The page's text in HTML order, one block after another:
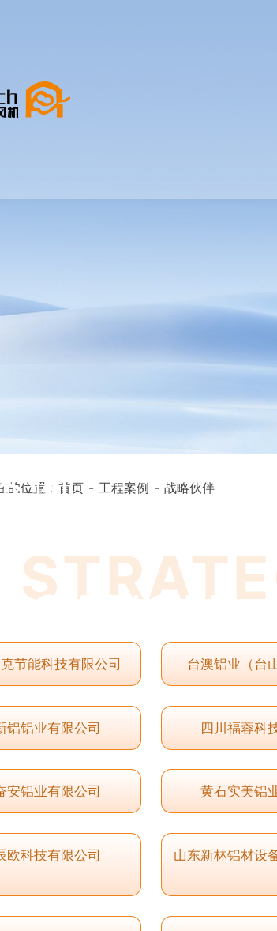
例
的位置：首页 工程案例 战略伙伴
节能科技有限公司 台澳铝业（台
铝铝业有限公司 四川福蓉科
安铝业有限公司 黄石实美铝
欧科技有限公司 山东新林铝材设